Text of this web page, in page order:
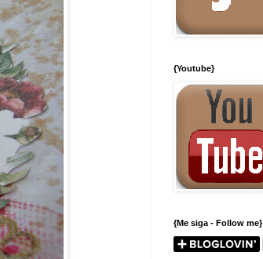
{Youtube}
{Me siga - Follow me}